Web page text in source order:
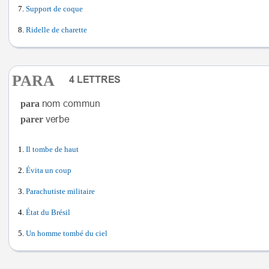
Support de coque
Ridelle de charette
PARA
para
parer
Il tombe de haut
Évita un coup
Parachutiste militaire
État du Brésil
Un homme tombé du ciel